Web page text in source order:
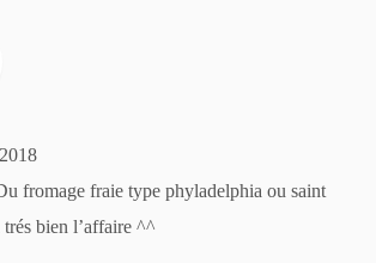
fromage fraie type phyladelphia ou saint
bien l’affaire ^^